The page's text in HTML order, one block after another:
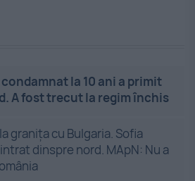
la 10 ani a primit
A fost trecut la regim închis
granița cu Bulgaria. Sofia
dinspre nord. MApN: Nu a